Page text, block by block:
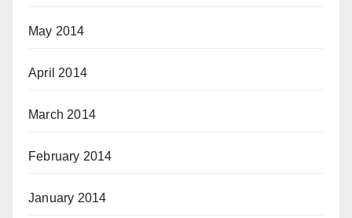
May 2014
April 2014
March 2014
February 2014
January 2014